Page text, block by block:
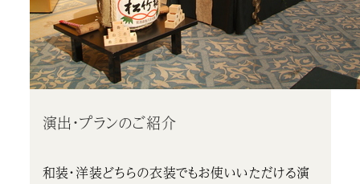
演出・プランのご紹介
和装・洋装どちらの衣装でもお使いいただける演